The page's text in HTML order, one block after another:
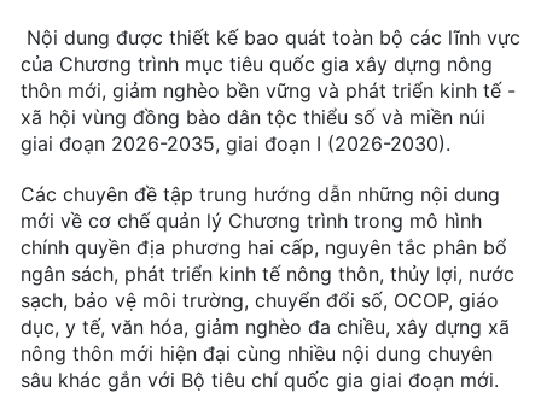
Nội dung được thiết kế bao quát toàn bộ các lĩnh vực
của Chương trình mục tiêu quốc gia xây dựng nông
thôn mới, giảm nghèo bền vững và phát triển kinh tế -
xã hội vùng đồng bào dân tộc thiểu số và miền núi
giai đoạn 2026-2035, giai đoạn I (2026-2030).
Các chuyên đề tập trung hướng dẫn những nội dung
mới về cơ chế quản lý Chương trình trong mô hình
chính quyền địa phương hai cấp, nguyên tắc phân bổ
ngân sách, phát triển kinh tế nông thôn, thủy lợi, nước
sạch, bảo vệ môi trường, chuyển đổi số, OCOP, giáo
dục, y tế, văn hóa, giảm nghèo đa chiều, xây dựng xã
nông thôn mới hiện đại cùng nhiều nội dung chuyên
sâu khác gắn với Bộ tiêu chí quốc gia giai đoạn mới.